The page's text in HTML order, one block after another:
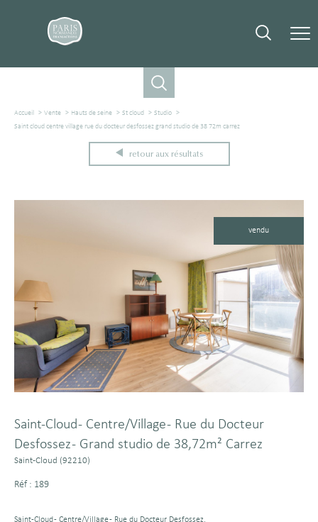
Accueil Vente Hauts de seine St cloud Studio
Saint cloud centre village rue du docteur desfossez grand studio de 38 72m carrez
retour aux résultats
vendu
Saint-Cloud - Centre/Village - Rue du Docteur
Desfossez - Grand studio de 38,72m² Carrez
Saint-Cloud (92210)
Réf : 189
Saint-Cloud - Centre/Village - Rue du Docteur Desfossez.